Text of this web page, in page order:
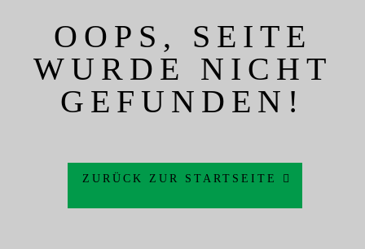
OOPS, SEITE
WURDE NICHT
GEFUNDEN!
ZURÜCK ZUR STARTSEITE